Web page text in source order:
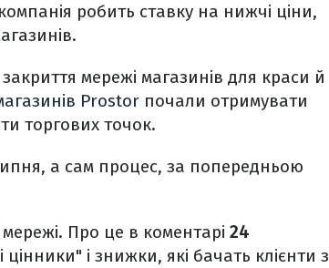
робить ставку на нижчі ціни,
мережі магазинів для краси й
Prostor почали отримувати
торгових точок.
а сам процес, за попередньою
Про це в коментарі 24
і знижки, які бачать клієнти з